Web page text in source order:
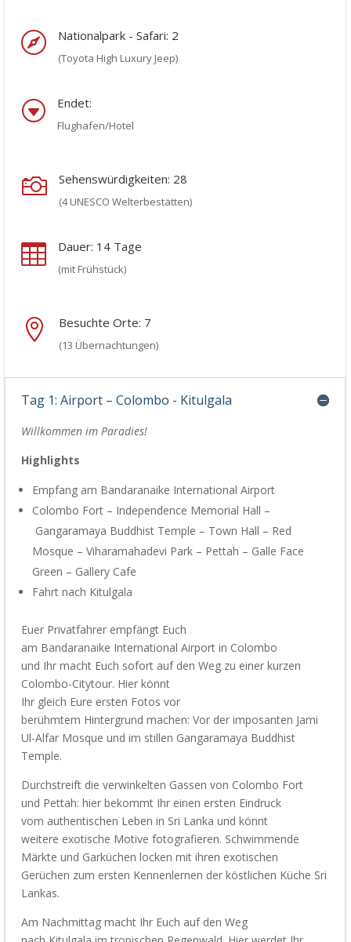
 Nationalpark - Safari: 2
(Toyota High Luxury Jeep)
G Endet:
Flughafen/Hotel
 Sehenswürdigkeiten: 28
(4 UNESCO Welterbestätten)
 Dauer: 14 Tage
(mit Frühstück)
 Besuchte Orte: 7
(13 Übernachtungen)
Tag 1: Airport – Colombo - Kitulgala
Willkommen im Paradies!
Highlights
Empfang am Bandaranaike International Airport
Colombo Fort – Independence Memorial Hall –
Gangaramaya Buddhist Temple – Town Hall – Red
Mosque –Viharamahadevi Park – Pettah – Galle Face
Green – Gallery Cafe
Fahrt nach Kitulgala
Euer Privatfahrer empfängt Euch
am Bandaranaike International Airport in Colombo
und Ihr macht Euch sofort auf den Weg zu einer kurzen
Colombo-Citytour. Hier könnt
Ihr gleich Eure ersten Fotos vor
berühmtem Hintergrund machen: Vor derimposanten Jami
Ul-Alfar Mosque und im stillen Gangaramaya Buddhist
Temple.
Durchstreift die verwinkelten Gassen von Colombo Fort
und Pettah: hierbekommt Ihr einen ersten Eindruck
vom authentischen Leben in Sri Lanka und könnt
weitere exotische Motive fotografieren. Schwimmende
Märkte und Garküchen locken mit ihren exotischen
Gerüchen zum ersten Kennenlernen der köstlichen Küche Sri
Lankas.
Am Nachmittag macht Ihr Euch auf den Weg